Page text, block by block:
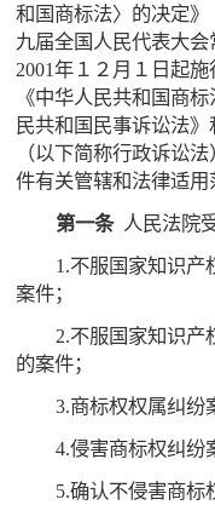
和国商标法〉的决定
九届全国人民代表大
2001年１２月１日起
《中华人民共和国商
民共和国民事诉讼法
（以下简称行政诉讼
件有关管辖和法律适用
第一条 人民法院
1.不服国家知识产
案件；
2.不服国家知识产
的案件；
3.商标权权属纠纷
4.侵害商标权纠纷
5.确认不侵害商标